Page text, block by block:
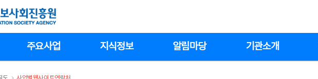
주요사업 지식정보 알림마당 기관소개
>